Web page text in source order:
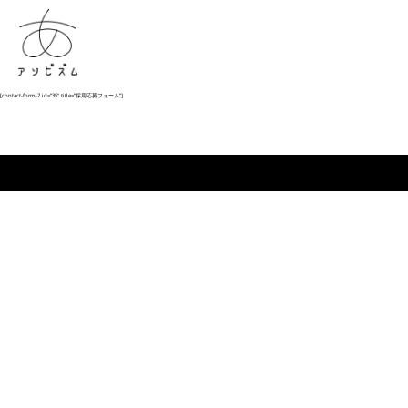
[contact-form-7 id=”35″ title=”採用応募フォーム”]